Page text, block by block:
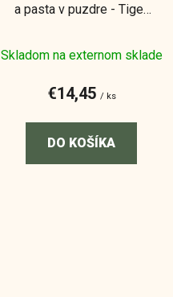
a pasta v puzdre - Tiger,
Skladom na externom sklade
€14,45 / ks
DO KOŠÍKA